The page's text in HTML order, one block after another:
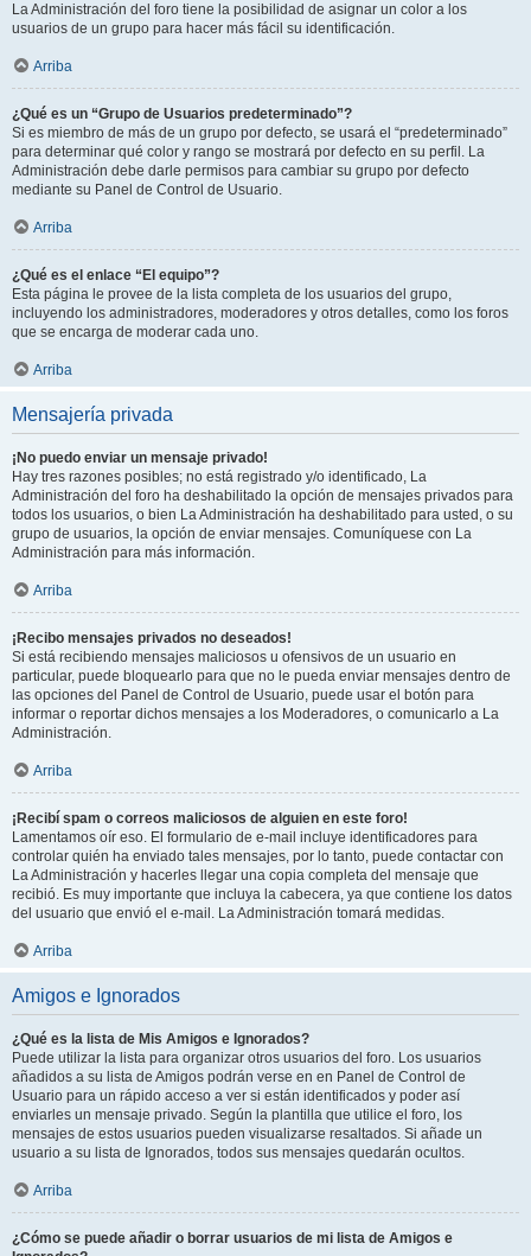
La Administración del foro tiene la posibilidad de asignar un color a los
usuarios de un grupo para hacer más fácil su identificación.
Arriba
¿Qué es un “Grupo de Usuarios predeterminado”?
Si es miembro de más de un grupo por defecto, se usará el “predeterminado”
para determinar qué color y rango se mostrará por defecto en su perfil. La
Administración debe darle permisos para cambiar su grupo por defecto
mediante su Panel de Control de Usuario.
Arriba
¿Qué es el enlace “El equipo”?
Esta página le provee de la lista completa de los usuarios del grupo,
incluyendo los administradores, moderadores y otros detalles, como los foros
que se encarga de moderar cada uno.
Arriba
Mensajería privada
¡No puedo enviar un mensaje privado!
Hay tres razones posibles; no está registrado y/o identificado, La
Administración del foro ha deshabilitado la opción de mensajes privados para
todos los usuarios, o bien La Administración ha deshabilitado para usted, o su
grupo de usuarios, la opción de enviar mensajes. Comuníquese con La
Administración para más información.
Arriba
¡Recibo mensajes privados no deseados!
Si está recibiendo mensajes maliciosos u ofensivos de un usuario en
particular, puede bloquearlo para que no le pueda enviar mensajes dentro de
las opciones del Panel de Control de Usuario, puede usar el botón para
informar o reportar dichos mensajes a los Moderadores, o comunicarlo a La
Administración.
Arriba
¡Recibí spam o correos maliciosos de alguien en este foro!
Lamentamos oír eso. El formulario de e-mail incluye identificadores para
controlar quién ha enviado tales mensajes, por lo tanto, puede contactar con
La Administración y hacerles llegar una copia completa del mensaje que
recibió. Es muy importante que incluya la cabecera, ya que contiene los datos
del usuario que envió el e-mail. La Administración tomará medidas.
Arriba
Amigos e Ignorados
¿Qué es la lista de Mis Amigos e Ignorados?
Puede utilizar la lista para organizar otros usuarios del foro. Los usuarios
añadidos a su lista de Amigos podrán verse en en Panel de Control de
Usuario para un rápido acceso a ver si están identificados y poder así
enviarles un mensaje privado. Según la plantilla que utilice el foro, los
mensajes de estos usuarios pueden visualizarse resaltados. Si añade un
usuario a su lista de Ignorados, todos sus mensajes quedarán ocultos.
Arriba
¿Cómo se puede añadir o borrar usuarios de mi lista de Amigos e